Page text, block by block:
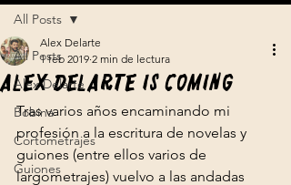
All Posts
Alex Delarte
Bobina
Cortometrajes
Guiones
All Posts
Alex Delarte is coming
Alex Delarte
1 feb 2019 2 min de lectura
Tras varios años encaminando mi
profesión a la escritura de novelas y
guiones (entre ellos varios de
largometrajes) vuelvo a las andadas